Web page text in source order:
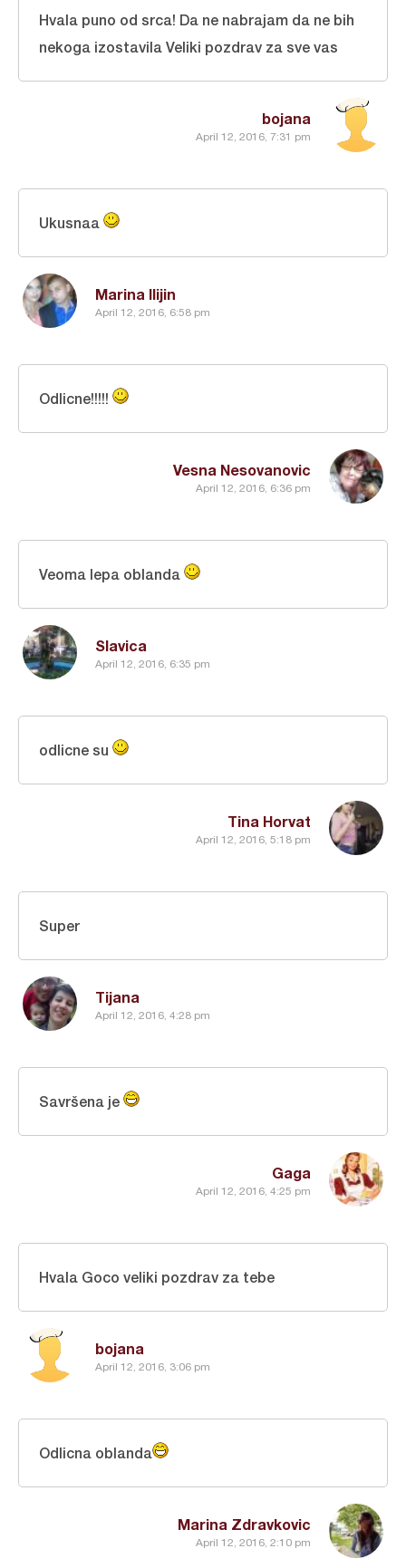
bojana
April 12, 2016, 7:31 pm
Hvala puno od srca! Da ne nabrajam da ne bih
nekoga izostavila Veliki pozdrav za sve vas
Marina Ilijin
April 12, 2016, 6:58 pm
Ukusnaa
Vesna Nesovanovic
April 12, 2016, 6:36 pm
Odlicne!!!!!
Slavica
April 12, 2016, 6:35 pm
Veoma lepa oblanda
Tina Horvat
April 12, 2016, 5:18 pm
odlicne su
Tijana
April 12, 2016, 4:28 pm
Super
Gaga
April 12, 2016, 4:25 pm
Savršena je
bojana
April 12, 2016, 3:06 pm
Hvala Goco veliki pozdrav za tebe
Marina Zdravkovic
April 12, 2016, 2:10 pm
Odlicna oblanda